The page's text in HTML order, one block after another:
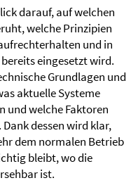
darauf, auf welchen
welche Prinzipien
und in
eingesetzt wird.
Grundlagen und
aktuelle Systeme
und welche Faktoren
dessen wird klar,
dem normalen Betrieb
bleibt, wo die
ist.